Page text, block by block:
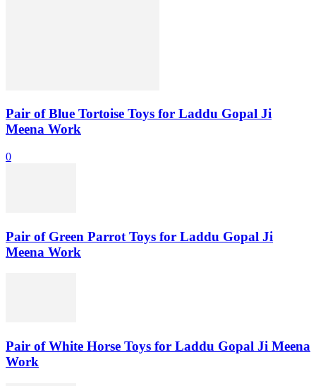
Pair of Blue Tortoise Toys for Laddu Gopal Ji
Meena Work
0
Pair of Green Parrot Toys for Laddu Gopal Ji
Meena Work
Pair of White Horse Toys for Laddu Gopal Ji Meena
Work